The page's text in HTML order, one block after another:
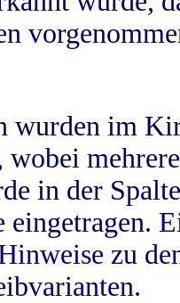
wurden im
wobei
in der
eingetragen.
zu